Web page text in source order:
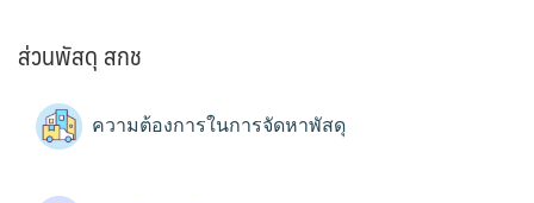
ส่วนพัสดุ สกช
ความต้องการในการจัดหาพัสดุ